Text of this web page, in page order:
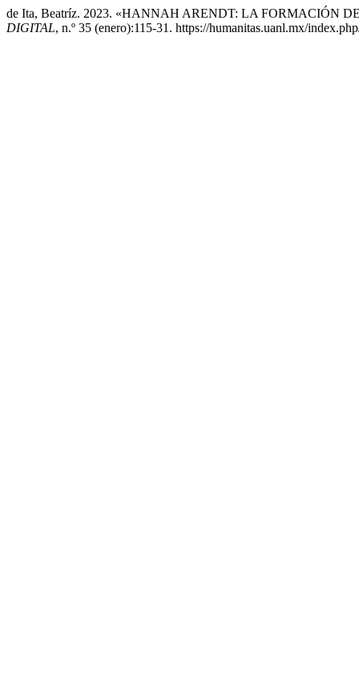
de Ita, Beatríz. 2023. «HANNAH ARENDT: LA FORMACIÓN
DIGITAL, n.º 35 (enero):115-31. https://humanitas.uanl.mx/